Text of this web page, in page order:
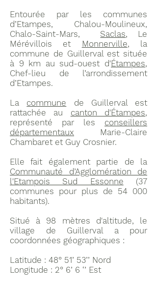
Entourée par les communes
d’Etampes, Chalou-Moulineux,
Chalo-Saint-Mars, Saclas, Le
Mérévillois et Monnerville, la
commune de Guillerval est située
à 9 km au sud-ouest d'Étampes,
Chef-lieu de l’arrondissement
d’Etampes.
La commune de Guillerval est
rattachée au canton d'Étampes,
représenté par les conseillers
départementaux Marie-Claire
Chambaret et Guy Crosnier.
Elle fait également partie de la
Communauté d’Agglomération de
l'Etampois Sud Essonne (37
communes pour plus de 54 000
habitants).
Situé à 98 mètres d'altitude, le
village de Guillerval a pour
coordonnées géographiques :
Latitude : 48° 51’ 53’’ Nord
Longitude : 2° 6’ 6 ‘’ Est